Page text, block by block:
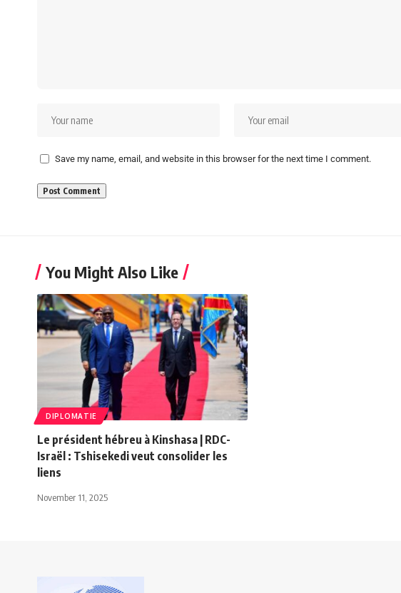
Save my name, email, and website in this browser for the next time I comment.
You Might Also Like
DIPLOMATIE
Le président hébreu à Kinshasa | RDC-
Israël : Tshisekedi veut consolider les
liens
November 11, 2025